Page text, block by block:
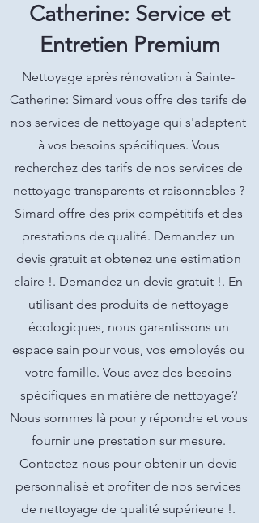
Catherine: Service et
Entretien Premium
Nettoyage après rénovation à Sainte-
Catherine: Simard vous offre des tarifs de
nos services de nettoyage qui s'adaptent
à vos besoins spécifiques. Vous
recherchez des tarifs de nos services de
nettoyage transparents et raisonnables ?
Simard offre des prix compétitifs et des
prestations de qualité. Demandez un
devis gratuit et obtenez une estimation
claire !. Demandez un devis gratuit !. En
utilisant des produits de nettoyage
écologiques, nous garantissons un
espace sain pour vous, vos employés ou
votre famille. Vous avez des besoins
spécifiques en matière de nettoyage?
Nous sommes là pour y répondre et vous
fournir une prestation sur mesure.
Contactez-nous pour obtenir un devis
personnalisé et profiter de nos services
de nettoyage de qualité supérieure !.